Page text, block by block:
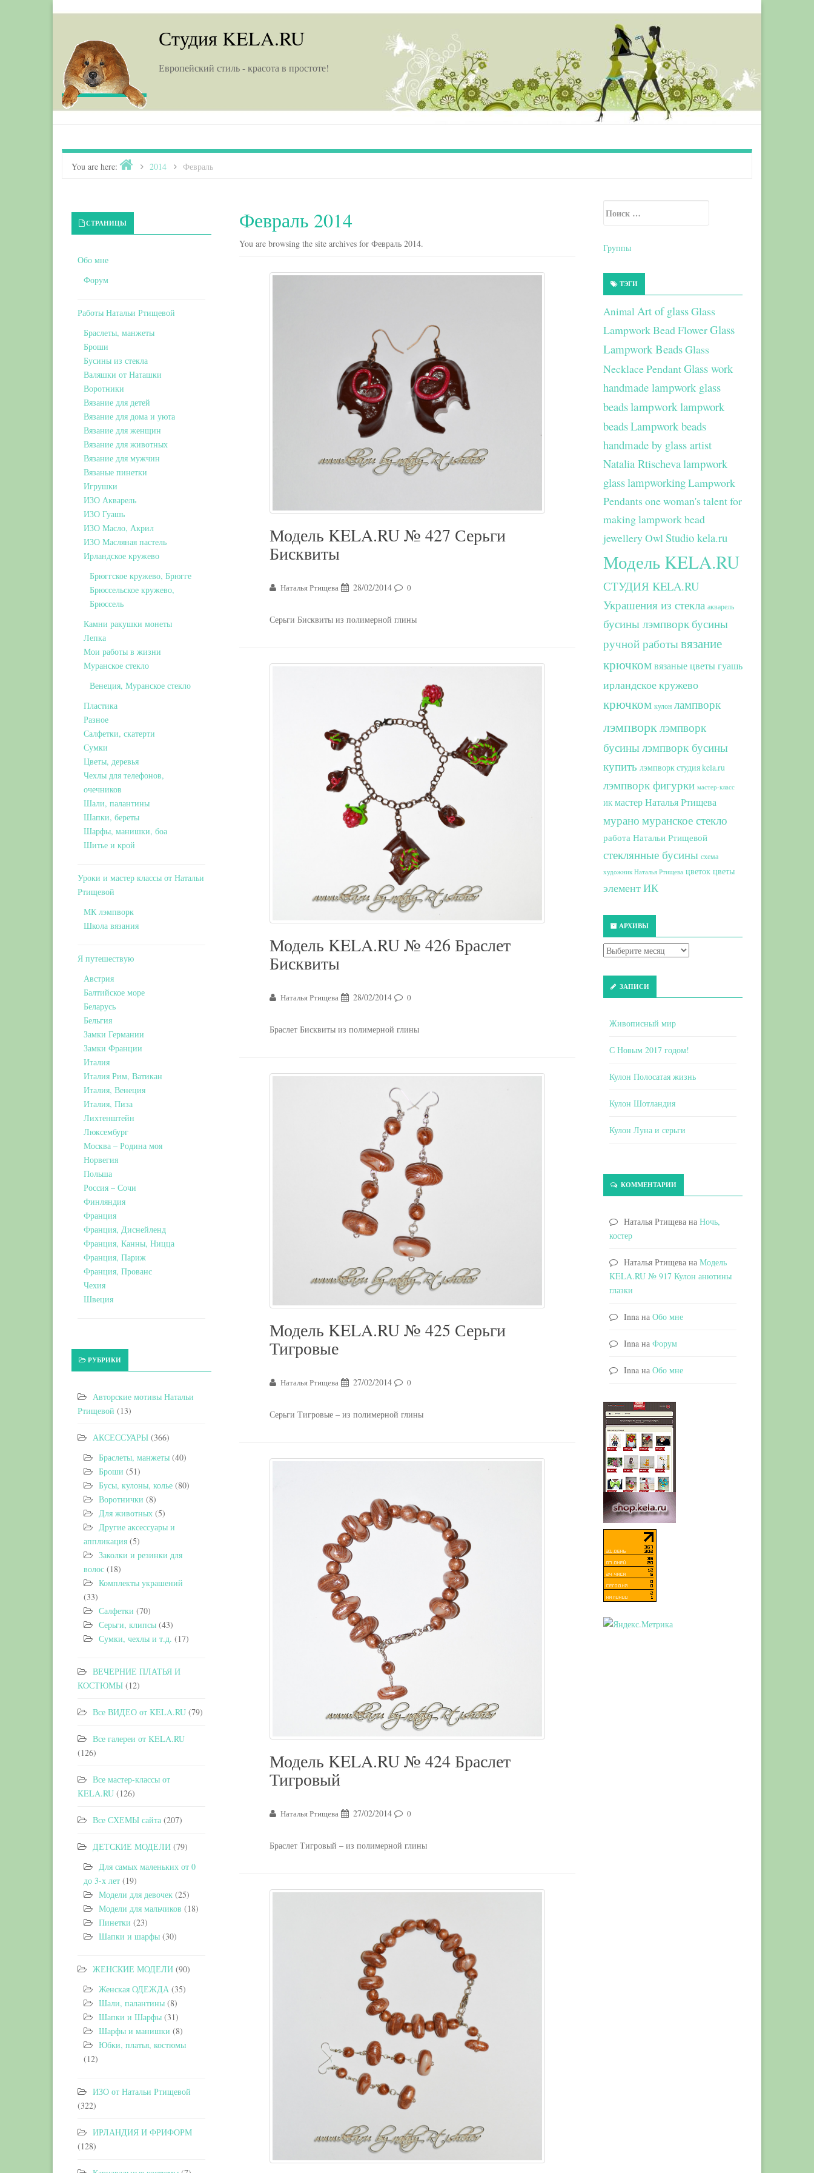
Студия KELA.RU
Европейский стиль - красота в простоте!
You are here: Home2014 Февраль
Февраль 2014
You are browsing the site archives for Февраль 2014.
Модель KELA.RU № 427 Серьги
Бисквиты
Наталья Ртищева 28/02/2014 0
Серьги Бисквиты из полимерной глины
Модель KELA.RU № 426 Браслет
Бисквиты
Наталья Ртищева 28/02/2014 0
Браслет Бисквиты из полимерной глины
Модель KELA.RU № 425 Серьги
Тигровые
Наталья Ртищева 27/02/2014 0
Серьги Тигровые – из полимерной глины
Модель KELA.RU № 424 Браслет
Тигровый
Наталья Ртищева 27/02/2014 0
Браслет Тигровый – из полимерной глины
Primary Sidebar
СТРАНИЦЫ
Обо мне
Форум
Работы Натальи Ртищевой
Браслеты, манжеты
Броши
Бусины из стекла
Валяшки от Наташки
Воротники
Вязание для детей
Вязание для дома и уюта
Вязание для женщин
Вязание для животных
Вязание для мужчин
Вязаные пинетки
Игрушки
ИЗО Акварель
ИЗО Гуашь
ИЗО Масло, Акрил
ИЗО Масляная пастель
Ирландское кружево
Брюггское кружево, Брюгге
Брюссельское кружево,
Брюссель
Камни ракушки монеты
Лепка
Мои работы в жизни
Муранское стекло
Венеция, Муранское стекло
Пластика
Разное
Салфетки, скатерти
Сумки
Цветы, деревья
Чехлы для телефонов,
очечников
Шали, палантины
Шапки, береты
Шарфы, манишки, боа
Шитье и крой
Уроки и мастер классы от Натальи
Ртищевой
МК лэмпворк
Школа вязания
Я путешествую
Австрия
Балтийское море
Беларусь
Бельгия
Замки Германии
Замки Франции
Италия
Италия Рим, Ватикан
Италия, Венеция
Италия, Пиза
Лихтенштейн
Люксембург
Москва – Родина моя
Норвегия
Польша
Россия – Сочи
Финляндия
Франция
Франция, Диснейленд
Франция, Канны, Ницца
Франция, Париж
Франция, Прованс
Чехия
Швеция
РУБРИКИ
Авторские мотивы Натальи
Ртищевой (13)
АКСЕССУАРЫ (366)
Браслеты, манжеты (40)
Броши (51)
Бусы, кулоны, колье (80)
Воротнички (8)
Для животных (5)
Другие аксессуары и
аппликация (5)
Заколки и резинки для
волос (18)
Комплекты украшений
(33)
Салфетки (70)
Серьги, клипсы (43)
Сумки, чехлы и т.д. (17)
ВЕЧЕРНИЕ ПЛАТЬЯ И
КОСТЮМЫ (12)
Все ВИДЕО от KELA.RU (79)
Все галереи от KELA.RU
(126)
Все мастер-классы от
KELA.RU (126)
Все СХЕМЫ сайта (207)
ДЕТСКИЕ МОДЕЛИ (79)
Для самых маленьких от 0
до 3-х лет (19)
Модели для девочек (25)
Модели для мальчиков (18)
Пинетки (23)
Шапки и шарфы (30)
ЖЕНСКИЕ МОДЕЛИ (90)
Женская ОДЕЖДА (35)
Шали, палантины (8)
Шапки и Шарфы (31)
Шарфы и манишки (8)
Юбки, платья, костюмы
(12)
ИЗО от Натальи Ртищевой
(322)
ИРЛАНДИЯ И ФРИФОРМ
(128)
Secondary Sidebar
Группы
ТЭГИ
Animal Art of glassGlass
Lampwork Bead FlowerGlass
Lampwork BeadsGlass
Necklace PendantGlass work
handmade lampwork glass
beadslampworklampwork
beadsLampwork beads
handmade by glass artist
Natalia Rtischevalampwork
glasslampworkingLampwork
Pendants one woman's talent for
making lampwork bead
jewelleryOwlStudio kela.ru
Модель KELA.RU
СТУДИЯ KELA.RU
Украшения из стекла акварель
бусины лэмпворк бусины
ручной работывязание
крючком вязаные цветы гуашь
ирландское кружево
крючком кулон лампворк
лэмпворклэмпворк
бусинылэмпворк бусины
купить лэмпворк студия kela.ru
лэмпворк фигурки мастер-класс
ИК мастер Наталья Ртищева
мурано муранское стекло
работа Натальи Ртищевой
стеклянные бусины схема
художник Наталья Ртищева цветок цветы
элемент ИК
АРХИВЫ
ЗАПИСИ
Живописный мир
С Новым 2017 годом!
Кулон Полосатая жизнь
Кулон Шотландия
Кулон Луна и серьги
КОММЕНТАРИИ
Наталья Ртищевана Ночь,
костер
Наталья Ртищевана Модель
KELA.RU № 917 Кулон анютины
глазки
Innaна Обо мне
Innaна Форум
Innaна Обо мне